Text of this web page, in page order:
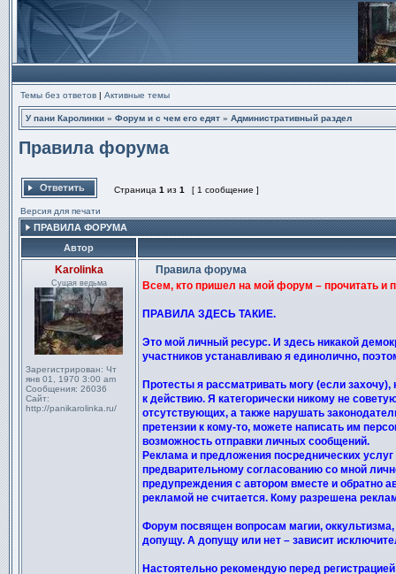
Темы без ответов | Активные темы
У пани Каролинки » Форум и с чем его едят » Административный раздел
Правила форума
Страница 1 из 1 [ 1 сообщение ]
Версия для печати
ПРАВИЛА ФОРУМА
Автор
Karolinka
Сущая ведьма
Зарегистрирован: Чт
янв 01, 1970 3:00 am
Сообщения: 26036
Сайт:
http://panikarolinka.ru/
Правила форума
Всем, кто пришел на мой форум – прочитать и
ПРАВИЛА ЗДЕСЬ ТАКИЕ.
Это мой личный ресурс. И здесь никакой
участников устанавливаю я единолично,
Протесты я рассматривать могу (если
к действию. Я категорически никому не
отсутствующих, а также нарушать
претензии к кому-то, можете написать им
возможность отправки личных сообщений.
Реклама и предложения посреднических
предварительному согласованию со мной
предупреждения с автором вместе и обратно
рекламой не считается. Кому разрешена
Форум посвящен вопросам магии,
допущу. А допущу или нет – зависит
Настоятельно рекомендую перед